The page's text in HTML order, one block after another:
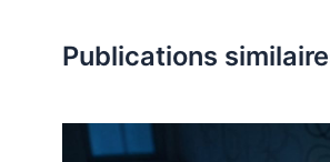
Publications